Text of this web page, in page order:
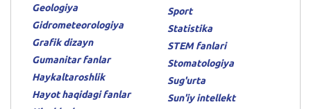
Geologiya
Gidrometeorologiya
Grafik dizayn
Gumanitar fanlar
Haykaltaroshlik
Hayot haqidagi fanlar
Sport
Statistika
STEM fanlari
Stomatologiya
Sug'urta
Sun'iy intellekt